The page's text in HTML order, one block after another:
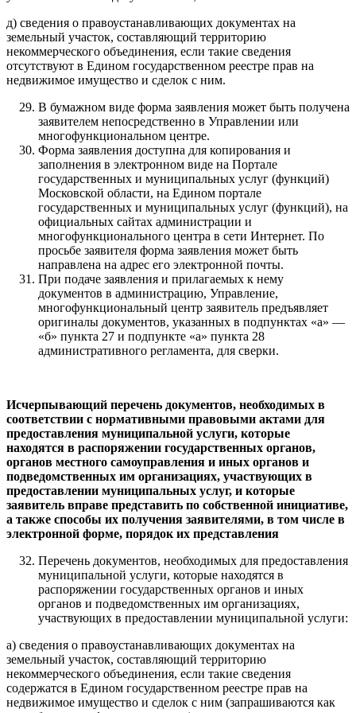
д) сведения о правоустанавливающих документах на
земельный участок, составляющий территорию
некоммерческого объединения, если такие сведения
отсутствуют в Едином государственном реестре прав на
недвижимое имущество и сделок с ним.
В бумажном виде форма заявления может быть получена
заявителем непосредственно в Управлении или
многофункциональном центре.
Форма заявления доступна для копирования и
заполнения в электронном виде на Портале
государственных и муниципальных услуг (функций)
Московской области, на Едином портале
государственных и муниципальных услуг (функций), на
официальных сайтах администрации и
многофункционального центра в сети Интернет. По
просьбе заявителя форма заявления может быть
направлена на адрес его электронной почты.
При подаче заявления и прилагаемых к нему
документов в администрацию, Управление,
многофункциональный центр заявитель предъявляет
оригиналы документов, указанных в подпунктах «а» —
«б» пункта 27 и подпункте «а» пункта 28
административного регламента, для сверки.
Исчерпывающий перечень документов, необходимых в
соответствии с нормативными правовыми актами для
предоставления муниципальной услуги, которые
находятся в распоряжении государственных органов,
органов местного самоуправления и иных органов и
подведомственных им организациях, участвующих в
предоставлении муниципальных услуг, и которые
заявитель вправе представить по собственной инициативе,
а также способы их получения заявителями, в том числе в
электронной форме, порядок их представления
Перечень документов, необходимых для предоставления
муниципальной услуги, которые находятся в
распоряжении государственных органов и иных
органов и подведомственных им организациях,
участвующих в предоставлении муниципальной услуги:
а) сведения о правоустанавливающих документах на
земельный участок, составляющий территорию
некоммерческого объединения, если такие сведения
содержатся в Едином государственном реестре прав на
недвижимое имущество и сделок с ним (запрашиваются как